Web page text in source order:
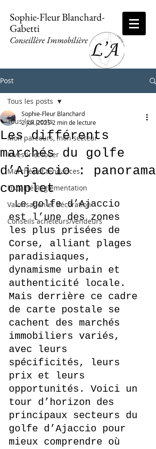
Sophie-Fleur Blanchard-
Gabetti
Conseillère Immobilière
Post
Tous les posts
Mon parcours, mon secteur
Investir et louer
Marchés et tendances
Fiscalité Règlementation
Valorisation et décoration
Conseils acheteurs/vendeurs
Tous les posts
Les différents
marchés du golfe
d’Ajaccio : panorama
complet
Sophie-Fleur Blanchard
2 juil. 20252 min de lecture
Le golfe d’Ajaccio
est l’une des zones
les plus prisées de
Corse, alliant plages
paradisiaques,
dynamisme urbain et
authenticité locale.
Mais derrière ce cadre
de carte postale se
cachent des marchés
immobiliers variés,
avec leurs
spécificités, leurs
prix et leurs
opportunités. Voici un
tour d’horizon des
principaux secteurs du
golfe d’Ajaccio pour
mieux comprendre où